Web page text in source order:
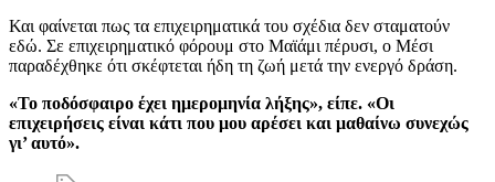
Και φαίνεται πως τα επιχειρηματικά του σχέδια δεν σταματούν
εδώ. Σε επιχειρηματικό φόρουμ στο Μαϊάμι πέρυσι, ο Μέσι
παραδέχθηκε ότι σκέφτεται ήδη τη ζωή μετά την ενεργό δράση.
«Το ποδόσφαιρο έχει ημερομηνία λήξης», είπε. «Οι
επιχειρήσεις είναι κάτι που μου αρέσει και μαθαίνω συνεχώς
γι’ αυτό».